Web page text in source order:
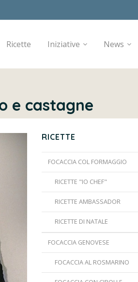
Ricette Iniziative News
e castagne
RICETTE
FOCACCIA COL FORMAGGIO
RICETTE "IO CHEF"
RICETTE AMBASSADOR
RICETTE DI NATALE
FOCACCIA GENOVESE
FOCACCIA AL ROSMARINO